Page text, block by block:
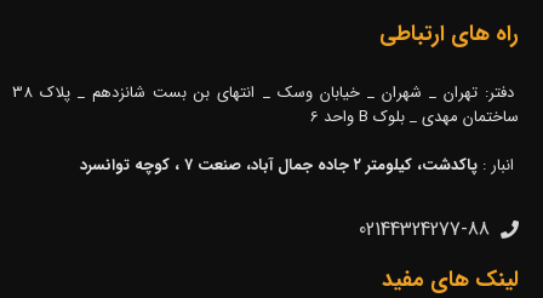
راه های ارتباطی
دفتر: تهران _ شهران _ خیابان وسک _ انتهای بن بست شانزدهم _ پلاک 38
ساختمان مهدی _ بلوک B واحد 6
انبار : پاکدشت، کیلومتر ۲ جاده جمال آباد، صنعت ۷ ، کوچه توانسرد
02144324277-88
لینک های مفید